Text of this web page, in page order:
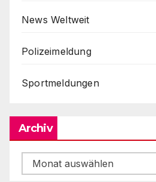
News Weltweit
Polizeimeldung
Sportmeldungen
Archiv
Archiv